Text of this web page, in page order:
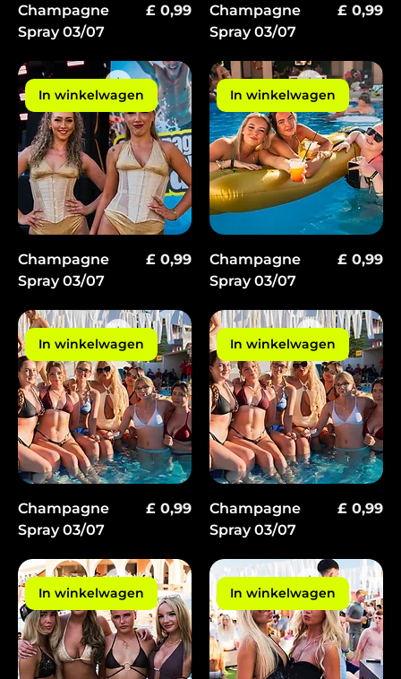
Champagne
Spray 03/07
Prijs
£ 0,99
Champagne
Spray 03/07
Prijs
£ 0,99
In winkelwagen
Champagne
Spray 03/07
Prijs
£ 0,99
In winkelwagen
Champagne
Spray 03/07
Prijs
£ 0,99
In winkelwagen
Champagne
Spray 03/07
Prijs
£ 0,99
In winkelwagen
Champagne
Spray 03/07
Prijs
£ 0,99
In winkelwagen In winkelwagen